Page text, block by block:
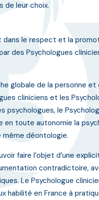
de leur choix.
dans le respect et la
des Psychologues
globale de la personne
cliniciens et les
psychologues, le
toute autonomie la
déontologie.
faire l’objet d’une
contradictoire,
Le Psychologue
habilité en France à